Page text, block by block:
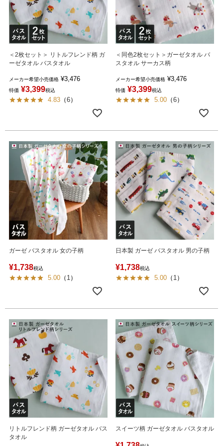
＜2枚セット＞ リトルフレンド柄 ガ
ーゼタオル バスタオル
メーカー希望小売価格 ¥3,476
特価 ¥3,399税込
4.83 （6）
＜同色2枚セット＞ガーゼタオル バ
スタオル サーカス柄
メーカー希望小売価格 ¥3,476
特価 ¥3,399税込
5.00 （6）
ガーゼ バスタオル 女の子柄
¥1,738税込
5.00 （ 1 ）
日本製 ガーゼ バスタオル 男の子柄
¥1,738税込
5.00 （ 1 ）
リトルフレンド柄 ガーゼタオル バス
タオル
スイーツ柄 ガーゼタオル バスタオル